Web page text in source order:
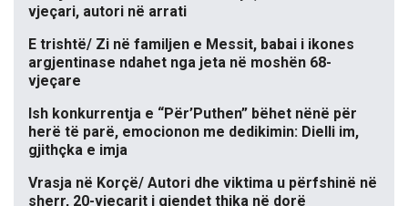
vjeçari, autori në arrati
E trishtë/ Zi në familjen e Messit, babai i ikones
argjentinase ndahet nga jeta në moshën 68-
vjeçare
Ish konkurrentja e “Për’Puthen” bëhet nënë për
herë të parë, emocionon me dedikimin: Dielli im,
gjithçka e imja
Vrasja në Korçë/ Autori dhe viktima u përfshinë në
sherr, 20-vjeçarit i gjendet thika në dorë